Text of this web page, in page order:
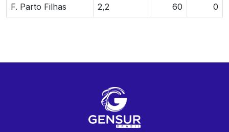
F. Parto Filhas 2,2 60 0